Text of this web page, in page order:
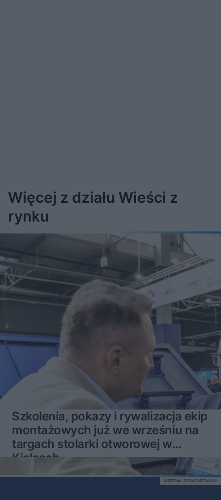
Więcej z działu Wieści z
rynku
Szkolenia, pokazy i rywalizacja ekip
montażowych już we wrześniu na
targach stolarki otworowej w
Kielcach
MATERIAŁ SPONSOROWANY